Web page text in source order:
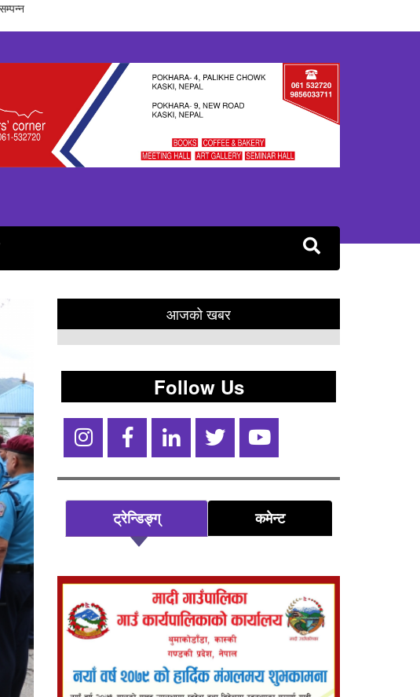
आजको खबर
Follow Us
ट्रेन्डिङ्ग् कमेन्ट